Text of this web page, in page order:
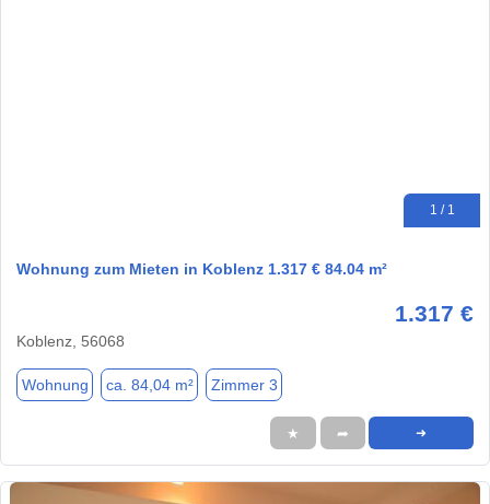
1 / 1
Wohnung zum Mieten in Koblenz 1.317 € 84.04 m²
1.317 €
Koblenz, 56068
Wohnung ca. 84,04 m² Zimmer 3
★ ➦ ➜